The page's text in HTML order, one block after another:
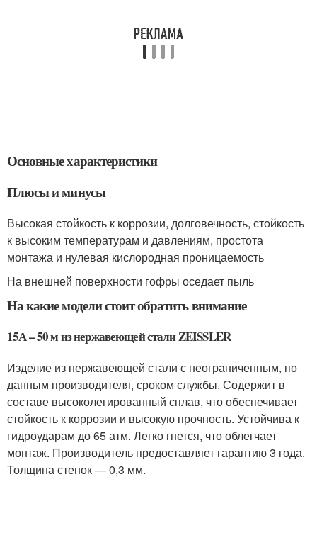
Основные характеристики
Плюсы и минусы
Высокая стойкость к коррозии, долговечность, стойкость
к высоким температурам и давлениям, простота
монтажа и нулевая кислородная проницаемость
На внешней поверхности гофры оседает пыль
На какие модели стоит обратить внимание
15А – 50 м из нержавеющей стали ZEISSLER
Изделие из нержавеющей стали с неограниченным, по
данным производителя, сроком службы. Содержит в
составе высоколегированный сплав, что обеспечивает
стойкость к коррозии и высокую прочность. Устойчива к
гидроударам до 65 атм. Легко гнется, что облегчает
монтаж. Производитель предоставляет гарантию 3 года.
Толщина стенок — 0,3 мм.